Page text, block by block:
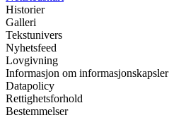
Historier
Galleri
Tekstunivers
Nyhetsfeed
Lovgivning
Informasjon om informasjonskapsler
Datapolicy
Rettighetsforhold
Bestemmelser